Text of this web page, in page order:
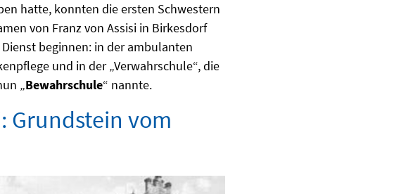
hatte, konnten die ersten Schwestern
von Franz von Assisi in Birkesdorf
beginnen: in der ambulanten
und in der „Verwahrschule“, die
„Bewahrschule“ nannte.
Grundstein vom